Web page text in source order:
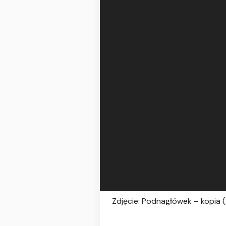
Zdjęcie: Podnagłówek – kopia